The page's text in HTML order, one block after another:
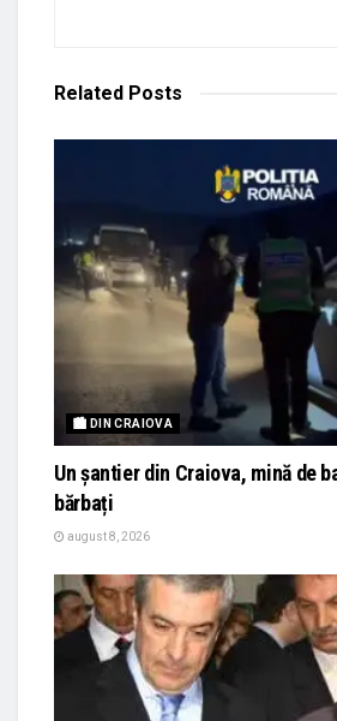
Related Posts
🏙 DIN CRAIOVA
Un șantier din Craiova, mină de
bărbați
august 8, 2026